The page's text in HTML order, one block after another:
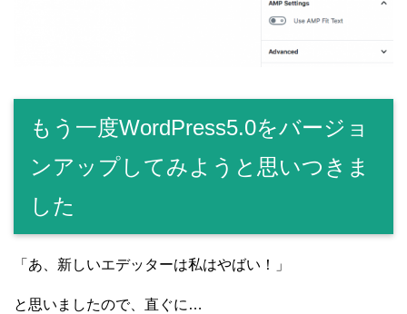
もう一度WordPress5.0をバージョ
ンアップしてみようと思いつきま
した
「あ、新しいエデッターは私はやばい！」
と思いましたので、直ぐに…